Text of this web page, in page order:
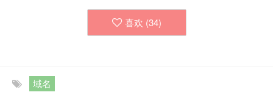
喜欢 (34)
域名